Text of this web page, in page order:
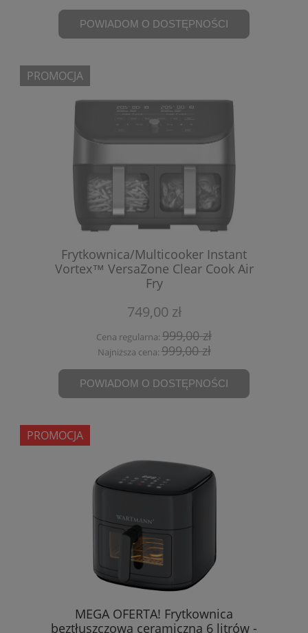
POWIADOM O DOSTĘPNOŚCI
Frytkownica/Multicooker Instant
Vortex™ VersaZone Clear Cook Air
Fry
749,00 zł
Cena regularna: 999,00 zł
Najniższa cena: 999,00 zł
POWIADOM O DOSTĘPNOŚCI
PROMOCJA
MEGA OFERTA! Frytkownica
beztłuszczowa ceramiczna 6 litrów -
PROMOCJA